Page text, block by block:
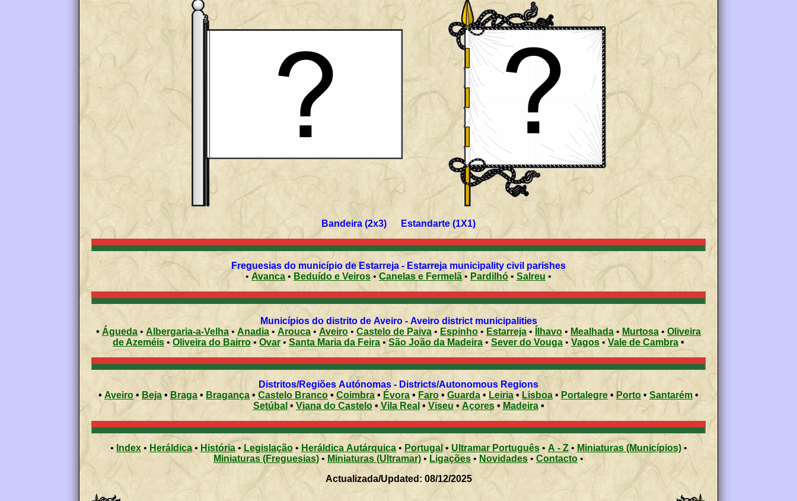
Bandeira (2x3) Estandarte (1X1)
Freguesias do município de Estarreja - Estarreja municipality civil parishes
•Avanca • Beduído e Veiros •Canelas e Fermelã • Pardilhó • Salreu •
Municípios do distrito de Aveiro - Aveiro district municipalities
• Águeda • Albergaria-a-Velha•Anadia • Arouca • Aveiro • Castelo de Paiva • Espinho • Estarreja • Ílhavo • Mealhada • Murtosa • Oliveira
de Azeméis • Oliveira do Bairro• Ovar • Santa Maria da Feira •São João da Madeira • Sever do Vouga • Vagos •Vale de Cambra •
Distritos/Regiões Autónomas - Districts/Autonomous Regions
• Aveiro• Beja • Braga • Bragança • Castelo Branco •Coimbra • Évora • Faro •Guarda • Leiria • Lisboa • Portalegre • Porto • Santarém •
Setúbal •Viana do Castelo•Vila Real • Viseu•Açores • Madeira •
•Index• Heráldica• História • Legislação • Heráldica Autárquica•Portugal • Ultramar Português• A - Z• Miniaturas (Municípios)•
Miniaturas (Freguesias) • Miniaturas (Ultramar) • Ligações • Novidades •Contacto •
Actualizada/Updated: 08/12/2025